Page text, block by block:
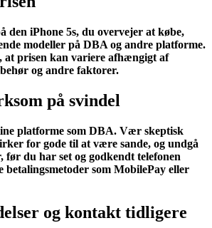
den iPhone 5s, du overvejer at købe,
modeller på DBA og andre platforme.
prisen kan variere afhængigt af
og andre faktorer.
på svindel
platforme som DBA. Vær skeptisk
for gode til at være sande, og undgå
før du har set og godkendt telefonen
betalingsmetoder som MobilePay eller
og kontakt tidligere